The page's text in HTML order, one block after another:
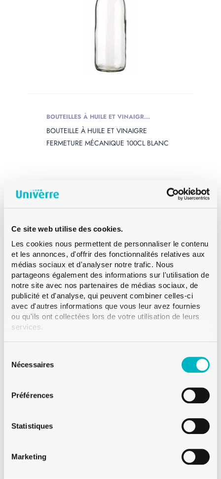
Ce site web utilise des cookies.
Les cookies nous permettent de personnaliser le contenu
et les annonces, d'offrir des fonctionnalités relatives aux
médias sociaux et d'analyser notre trafic. Nous
partageons également des informations sur l'utilisation de
notre site avec nos partenaires de médias sociaux, de
publicité et d'analyse, qui peuvent combiner celles-ci
avec d'autres informations que vous leur avez fournies
ou qu'ils ont collectées lors de votre utilisation de leurs
services.
Nécessaires
Préférences
Statistiques
Marketing
BOUTEILLES À HUILE ET VINAIGR...
BOUTEILLE À HUILE ET VINAIGRE
FERMETURE MÉCANIQUE 100CL BLANC